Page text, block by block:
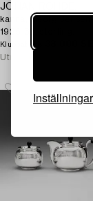
Inställningar
JOHAN ROHDE,
kanna, Georg Jensen,
1925-32, sterling.
Klubbat pris
Utropspris